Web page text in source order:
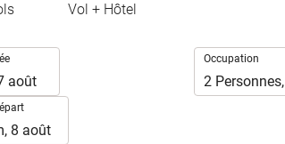
Vol + Hôtel
Occupation
Occupation
2 Personnes,